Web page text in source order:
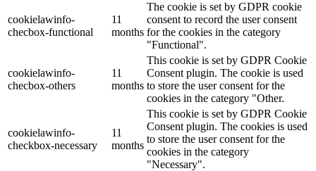
cookielawinfo-
checbox-functional
11
months
The cookie is set by GDPR cookie
consent to record the user consent
for the cookies in the category
"Functional".
cookielawinfo-
checbox-others
11
months
This cookie is set by GDPR Cookie
Consent plugin. The cookie is used
to store the user consent for the
cookies in the category "Other.
cookielawinfo-
checkbox-necessary
11
months
This cookie is set by GDPR Cookie
Consent plugin. The cookies is used
to store the user consent for the
cookies in the category
"Necessary".